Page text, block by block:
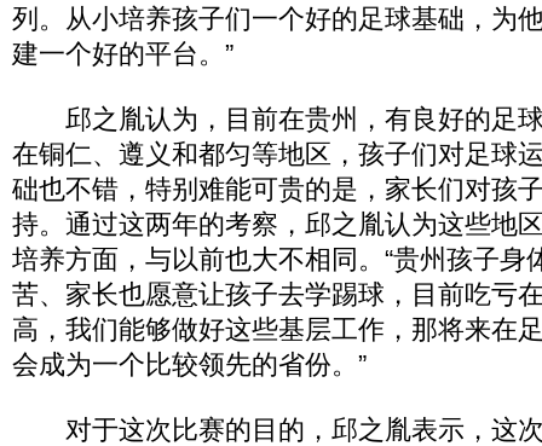
列。从小培养孩子们一个好的足球基础，为
建一个好的平台。”
邱之胤认为，目前在贵州，有良好的足
在铜仁、遵义和都匀等地区，孩子们对足球
础也不错，特别难能可贵的是，家长们对孩
持。通过这两年的考察，邱之胤认为这些地
培养方面，与以前也大不相同。“贵州孩子身
苦、家长也愿意让孩子去学踢球，目前吃亏
高，我们能够做好这些基层工作，那将来在
会成为一个比较领先的省份。”
对于这次比赛的目的，邱之胤表示，这